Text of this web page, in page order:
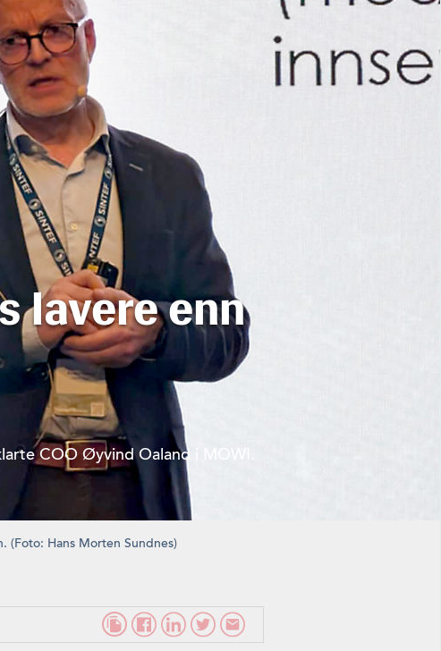
lavere enn
COO Øyvind Oaland i MOWI.
(Foto: Hans Morten Sundnes)